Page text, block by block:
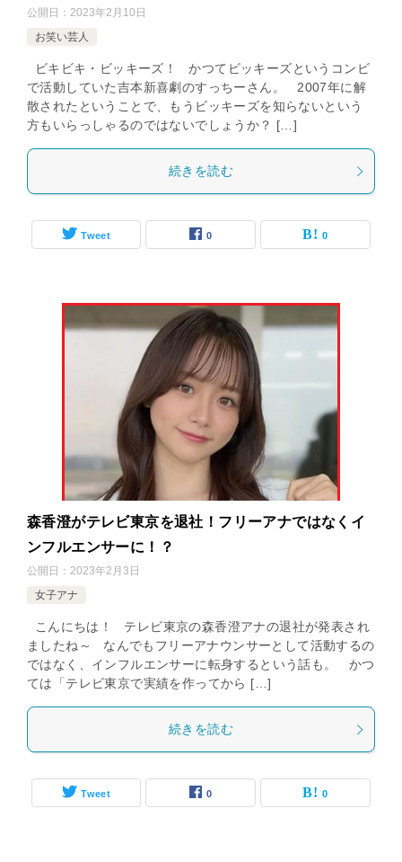
公開日： 2023年2月10日
お笑い芸人
ビキビキ・ビッキーズ！ かつてビッキーズというコンビ
で活動していた吉本新喜劇のすっちーさん。 2007年に解
散されたということで、もうビッキーズを知らないという
方もいらっしゃるのではないでしょうか？ […]
続きを読む
Tweet 0 0
森香澄がテレビ東京を退社！フリーアナではなくイ
ンフルエンサーに！？
公開日： 2023年2月3日
女子アナ
こんにちは！ テレビ東京の森香澄アナの退社が発表され
ましたね～ なんでもフリーアナウンサーとして活動するの
ではなく、インフルエンサーに転身するという話も。 かつ
ては「テレビ東京で実績を作ってから […]
続きを読む
Tweet 0 0